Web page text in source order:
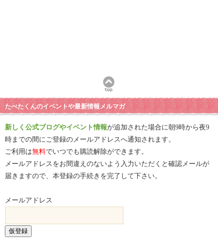
たべたくんのイベントや最新情報メルマガ
新しく公式ブログやイベント情報が追加された場合に朝9時から夜9
時までの間にご登録のメールアドレスへ通知されます。
ご利用は無料でいつでも購読解除ができます。
メールアドレスをお間違えのないよう入力いただくと確認メールが
届きますので、本登録の手続きを完了して下さい。
メールアドレス